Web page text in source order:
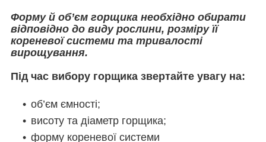
Форму й об’єм горщика необхідно обирати
відповідно до виду рослини, розміру її
кореневої системи та тривалості
вирощування.
Під час вибору горщика звертайте увагу на:
об’єм ємності;
висоту та діаметр горщика;
форму кореневої системи